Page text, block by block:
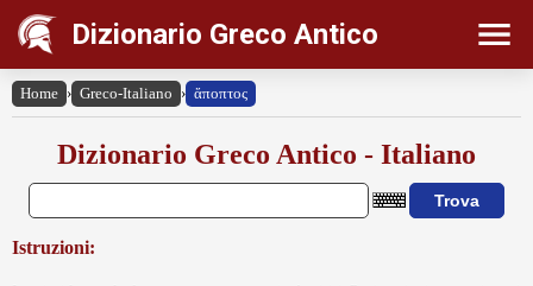
Dizionario Greco Antico
Home › Greco-Italiano › ἄποπτος
Dizionario Greco Antico - Italiano
Istruzioni: